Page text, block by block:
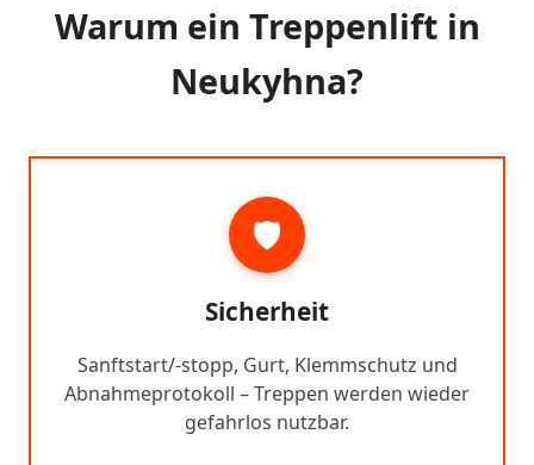
Warum ein Treppenlift in
Neukyhna?
🛡️
Sicherheit
Sanftstart/-stopp, Gurt, Klemmschutz und
Abnahmeprotokoll – Treppen werden wieder
gefahrlos nutzbar.